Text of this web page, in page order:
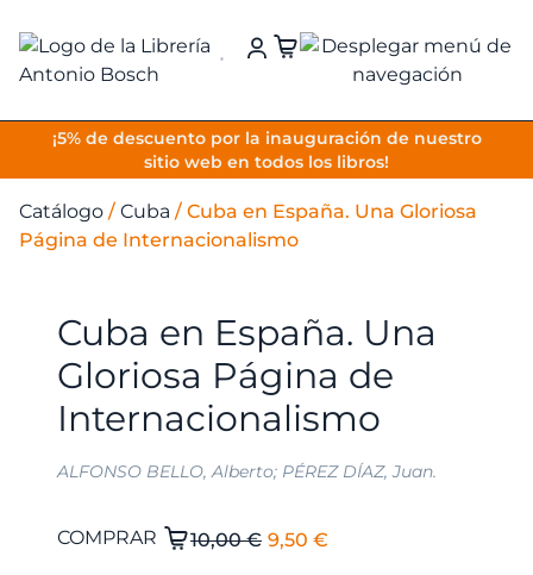
¡5% de descuento por la inauguración de nuestro
sitio web en todos los libros!
VOLVER
Catálogo / Cuba / Cuba en España. Una Gloriosa
Página de Internacionalismo
Cuba en España. Una
Gloriosa Página de
Internacionalismo
ALFONSO BELLO, Alberto; PÉREZ DÍAZ, Juan.
10,00€ El
9,50 €
Cuba
COMPRAR